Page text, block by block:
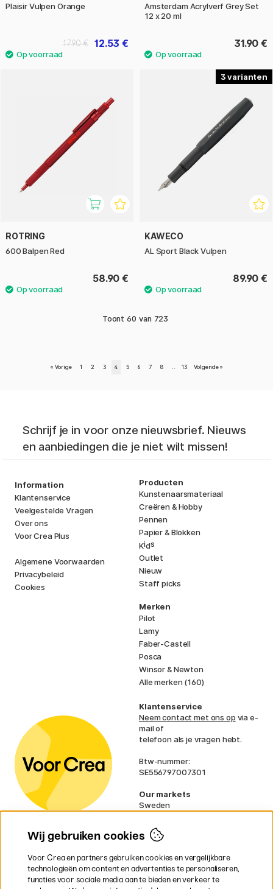
Plaisir Vulpen Orange
12.53 €
17.90 €
Amsterdam Acrylverf Grey Set
12 x 20 ml
31.90 €
ROTRING
600 Balpen Red
58.90 €
3
KAWECO
AL Sport Black Vulpen
89.90 €
Toont 60 van 723
« Vorige 1 2 3 4 5 6 7 8 13 Volgende »
Schrijf je in voor onze nieuwsbrief. Nieuws
en aanbiedingen die je niet wilt missen!
Information
Klantenservice
Veelgestelde Vragen
Over ons
Voor Crea Plus
Algemene Voorwaarden
Privacybeleid
Cookies
Producten
Kunstenaarsmateriaal
Creëren & Hobby
Pennen
Papier & Blokken
Kids
Outlet
Nieuw
Staff picks
Merken
Pilot
Lamy
Faber-Castell
Posca
Winsor & Newton
Alle merken (160)
Klantenservice
Neem contact met ons op via e-
mail of
telefoon als je vragen hebt.
Btw-nummer:
SE556797007301
Our markets
Sweden
Denmark
Finland
Ireland
Germany
UK
Wij gebruiken cookies
Voor Crea en partners gebruiken cookies en vergelijkbare
technologieën om content en advertenties te personaliseren,
functies voor sociale media aan te bieden en verkeer te